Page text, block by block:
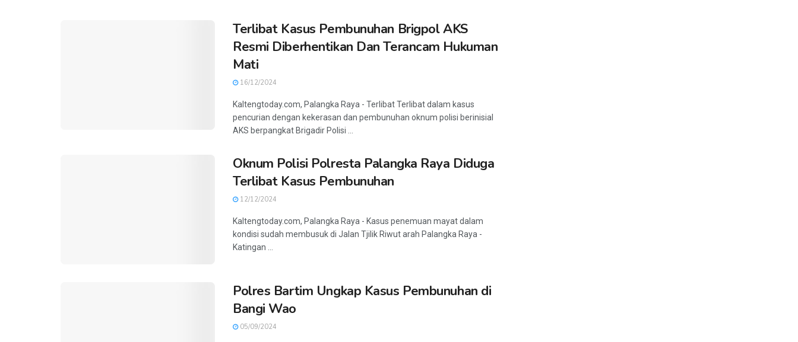
Terlibat Kasus Pembunuhan Brigpol AKS
Resmi Diberhentikan Dan Terancam Hukuman
Mati
16/12/2024
Kaltengtoday.com, Palangka Raya - Terlibat Terlibat dalam kasus
pencurian dengan kekerasan dan pembunuhan oknum polisi berinisial
AKS berpangkat Brigadir Polisi ...
Oknum Polisi Polresta Palangka Raya Diduga
Terlibat Kasus Pembunuhan
12/12/2024
Kaltengtoday.com, Palangka Raya - Kasus penemuan mayat dalam
kondisi sudah membusuk di Jalan Tjilik Riwut arah Palangka Raya -
Katingan ...
Polres Bartim Ungkap Kasus Pembunuhan di
Bangi Wao
05/09/2024